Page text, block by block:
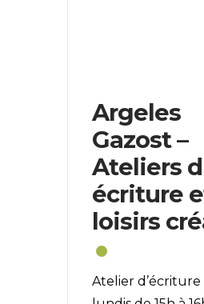
Argeles
Gazost –
Ateliers d
écriture
loisirs
Atelier d’écriture